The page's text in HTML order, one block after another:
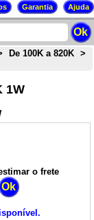
De 100K a 820K
>
1W
o frete